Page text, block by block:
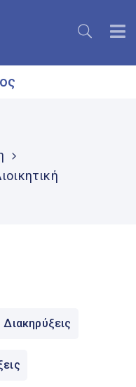
Διακηρύξεις